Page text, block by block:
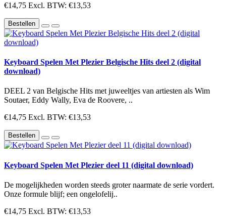
€14,75 Excl. BTW: €13,53
Bestellen
Keyboard Spelen Met Plezier Belgische Hits deel 2 (digital
download)
DEEL 2 van Belgische Hits met juweeltjes van artiesten als Wim
Soutaer, Eddy Wally, Eva de Roovere, ..
€14,75 Excl. BTW: €13,53
Bestellen
Keyboard Spelen Met Plezier deel 11 (digital download)
De mogelijkheden worden steeds groter naarmate de serie vordert.
Onze formule blijf; een ongelofelij..
€14,75 Excl. BTW: €13,53